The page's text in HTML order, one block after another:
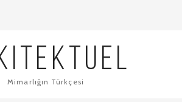
Mimarlığın Türkçesi